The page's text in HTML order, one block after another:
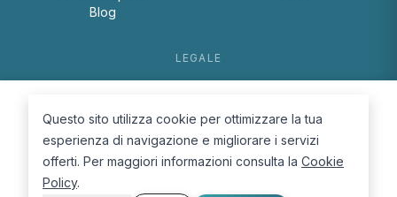
Blog
LEGALE
Cookie Policy
Questo sito utilizza cookie per ottimizzare la tua
esperienza di navigazione e migliorare i servizi
offerti. Per maggiori informazioni consulta la Cookie
Policy.